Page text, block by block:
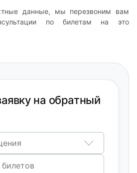
данные, мы перезвоним вам
по билетам на это
на обратный